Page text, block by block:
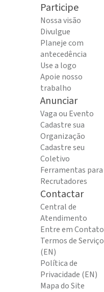
Participe
Nossa visão
Divulgue
Planeje com
antecedência
Use a logo
Apoie nosso
trabalho
Anunciar
Vaga ou Evento
Cadastre sua
Organização
Cadastre seu
Coletivo
Ferramentas para
Recrutadores
Contactar
Central de
Atendimento
Entre em Contato
Termos de Serviço
(EN)
Política de
Privacidade (EN)
Mapa do Site